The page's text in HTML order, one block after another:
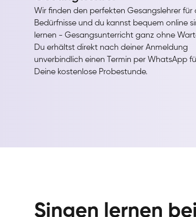
Wir finden den perfekten Gesangslehrer für
Bedürfnisse und du kannst bequem online
lernen - Gesangsunterricht ganz ohne
Du erhältst direkt nach deiner Anmeldung
unverbindlich einen Termin per WhatsApp
Deine kostenlose Probestunde.
Singen lernen